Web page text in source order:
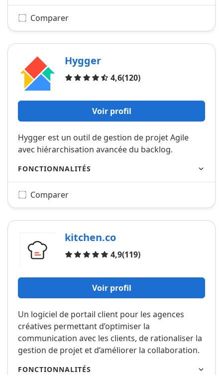
Comparer
Hygger
4,6(120)
Avis
Voir profil
Hygger est un outil de gestion de projet Agile
avec hiérarchisation avancée du backlog.
FONCTIONNALITÉS
Comparer
kitchen.co
4,9(119)
Avis
Voir profil
Un logiciel de portail client pour les agences
créatives permettant d’optimiser la
communication avec les clients, de rationaliser la
gestion de projet et d’améliorer la collaboration.
FONCTIONNALITÉS